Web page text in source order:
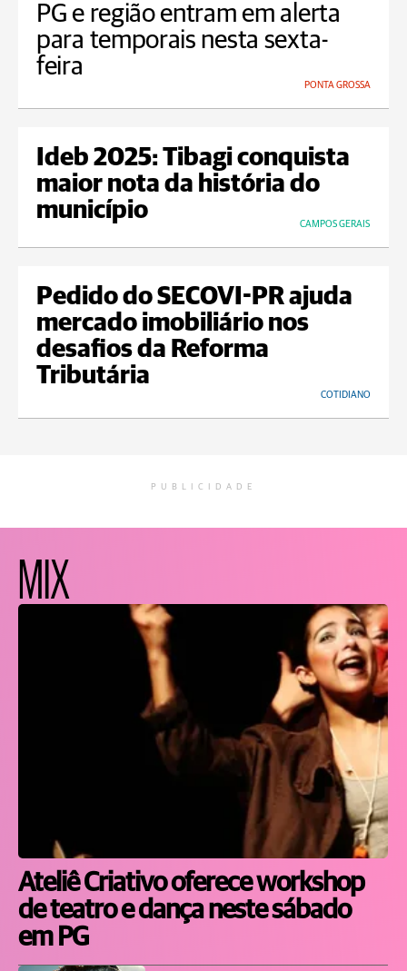
PG e região entram em alerta
para temporais nesta sexta-
feira
PONTA GROSSA
Ideb 2025: Tibagi conquista
maior nota da história do
município
CAMPOS GERAIS
Pedido do SECOVI-PR ajuda
mercado imobiliário nos
desafios da Reforma
Tributária
COTIDIANO
PUBLICIDADE
MIX
Ateliê Criativo oferece workshop
de teatro e dança neste sábado
em PG